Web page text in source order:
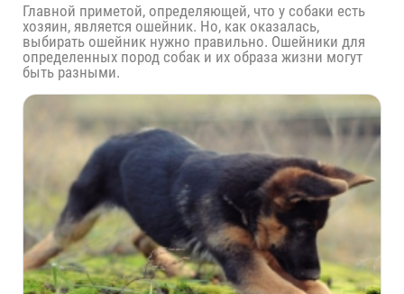
Главной приметой, определяющей, что у собаки есть
хозяин, является ошейник. Но, как оказалась,
выбирать ошейник нужно правильно. Ошейники для
определенных пород собак и их образа жизни могут
быть разными.